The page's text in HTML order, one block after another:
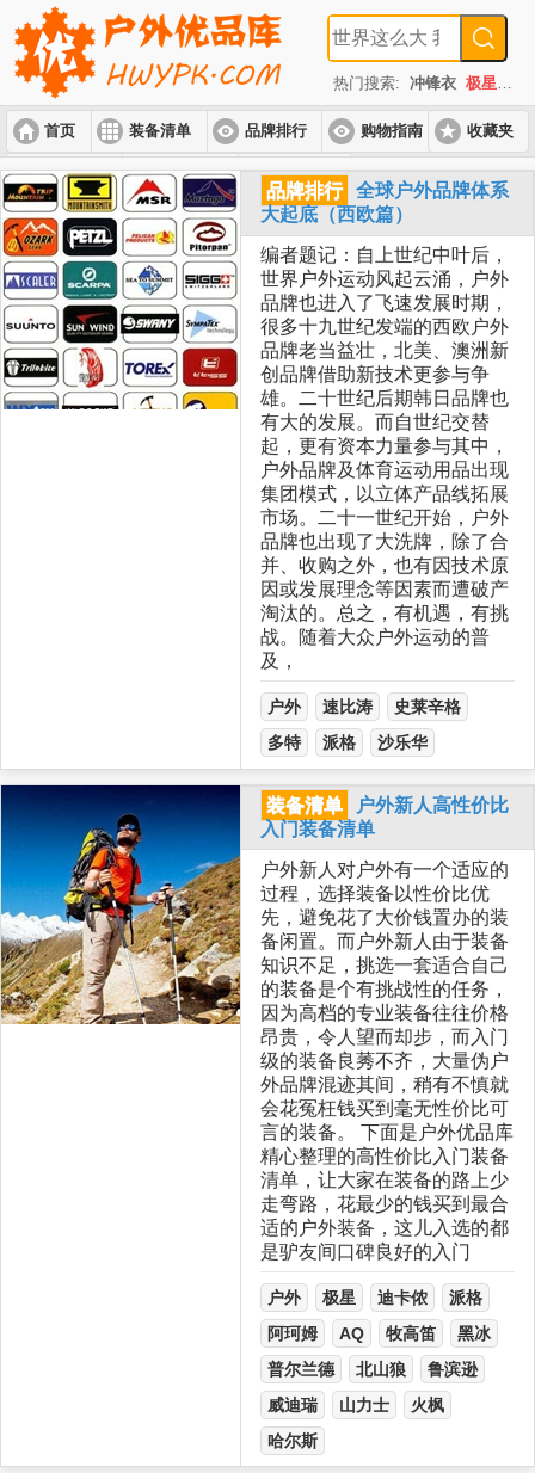
热门搜索: 冲锋衣 极星
首页 装备清单 品牌排行 购物指南
入门套装 进阶套装 高端套装
收藏夹
品牌排行
全球户外品牌体系
大起底（西欧篇）
编者题记：自上世纪中叶后，
世界户外运动风起云涌，户外
品牌也进入了飞速发展时期，
很多十九世纪发端的西欧户外
品牌老当益壮，北美、澳洲新
创品牌借助新技术更参与争
雄。二十世纪后期韩日品牌也
有大的发展。而自世纪交替
起，更有资本力量参与其中，
户外品牌及体育运动用品出现
集团模式，以立体产品线拓展
市场。二十一世纪开始，户外
品牌也出现了大洗牌，除了合
并、收购之外，也有因技术原
因或发展理念等因素而遭破产
淘汰的。总之，有机遇，有挑
战。随着大众户外运动的普
及，
户外 速比涛
史莱辛格
多特
派格 沙乐华
装备清单
户外新人高性价比
入门装备清单
户外新人对户外有一个适应的
过程，选择装备以性价比优
先，避免花了大价钱置办的装
备闲置。而户外新人由于装备
知识不足，挑选一套适合自己
的装备是个有挑战性的任务，
因为高档的专业装备往往价格
昂贵，令人望而却步，而入门
级的装备良莠不齐，大量伪户
外品牌混迹其间，稍有不慎就
会花冤枉钱买到毫无性价比可
言的装备。 下面是户外优品库
精心整理的高性价比入门装备
清单，让大家在装备的路上少
走弯路，花最少的钱买到最合
适的户外装备，这儿入选的都
是驴友间口碑良好的入门
户外 极星 迪卡侬
派格
阿珂姆
AQ 牧高笛
黑冰
普尔兰德
北山狼
鲁滨逊
威迪瑞
山力士
火枫
哈尔斯